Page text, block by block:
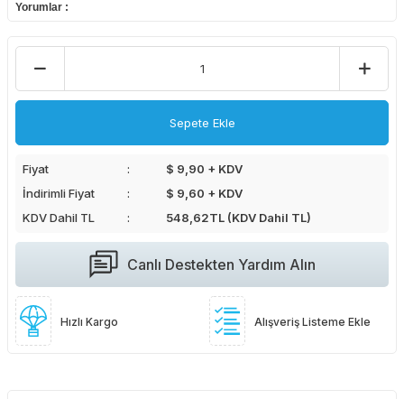
Yorumlar
Sepete Ekle
Fiyat
$ 9,90 + KDV
İndirimli Fiyat
$ 9,60 + KDV
KDV Dahil TL
548,62TL (KDV Dahil TL)
Canlı Destekten Yardım Alın
Hızlı Kargo Alışveriş Listeme Ekle